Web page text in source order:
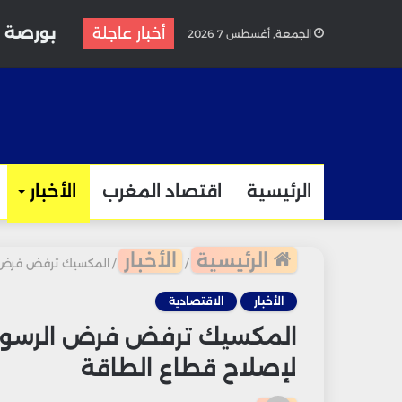
الجمعة, أغسطس 7 2026 أخبار عاجلة
الرئيسية اقتصاد المغرب الأخبار
الرئيسية / الأخبار / المكسيك ترفض فرض
الأخبار الاقتصادية
المكسيك ترفض فرض
لإصلاح قطاع الطاقة